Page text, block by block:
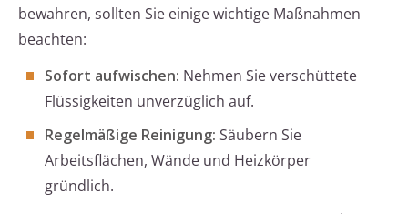
bewahren, sollten Sie einige wichtige Maßnahmen
beachten:
Sofort aufwischen: Nehmen Sie verschüttete
Flüssigkeiten unverzüglich auf.
Regelmäßige Reinigung: Säubern Sie
Arbeitsflächen, Wände und Heizkörper
gründlich.